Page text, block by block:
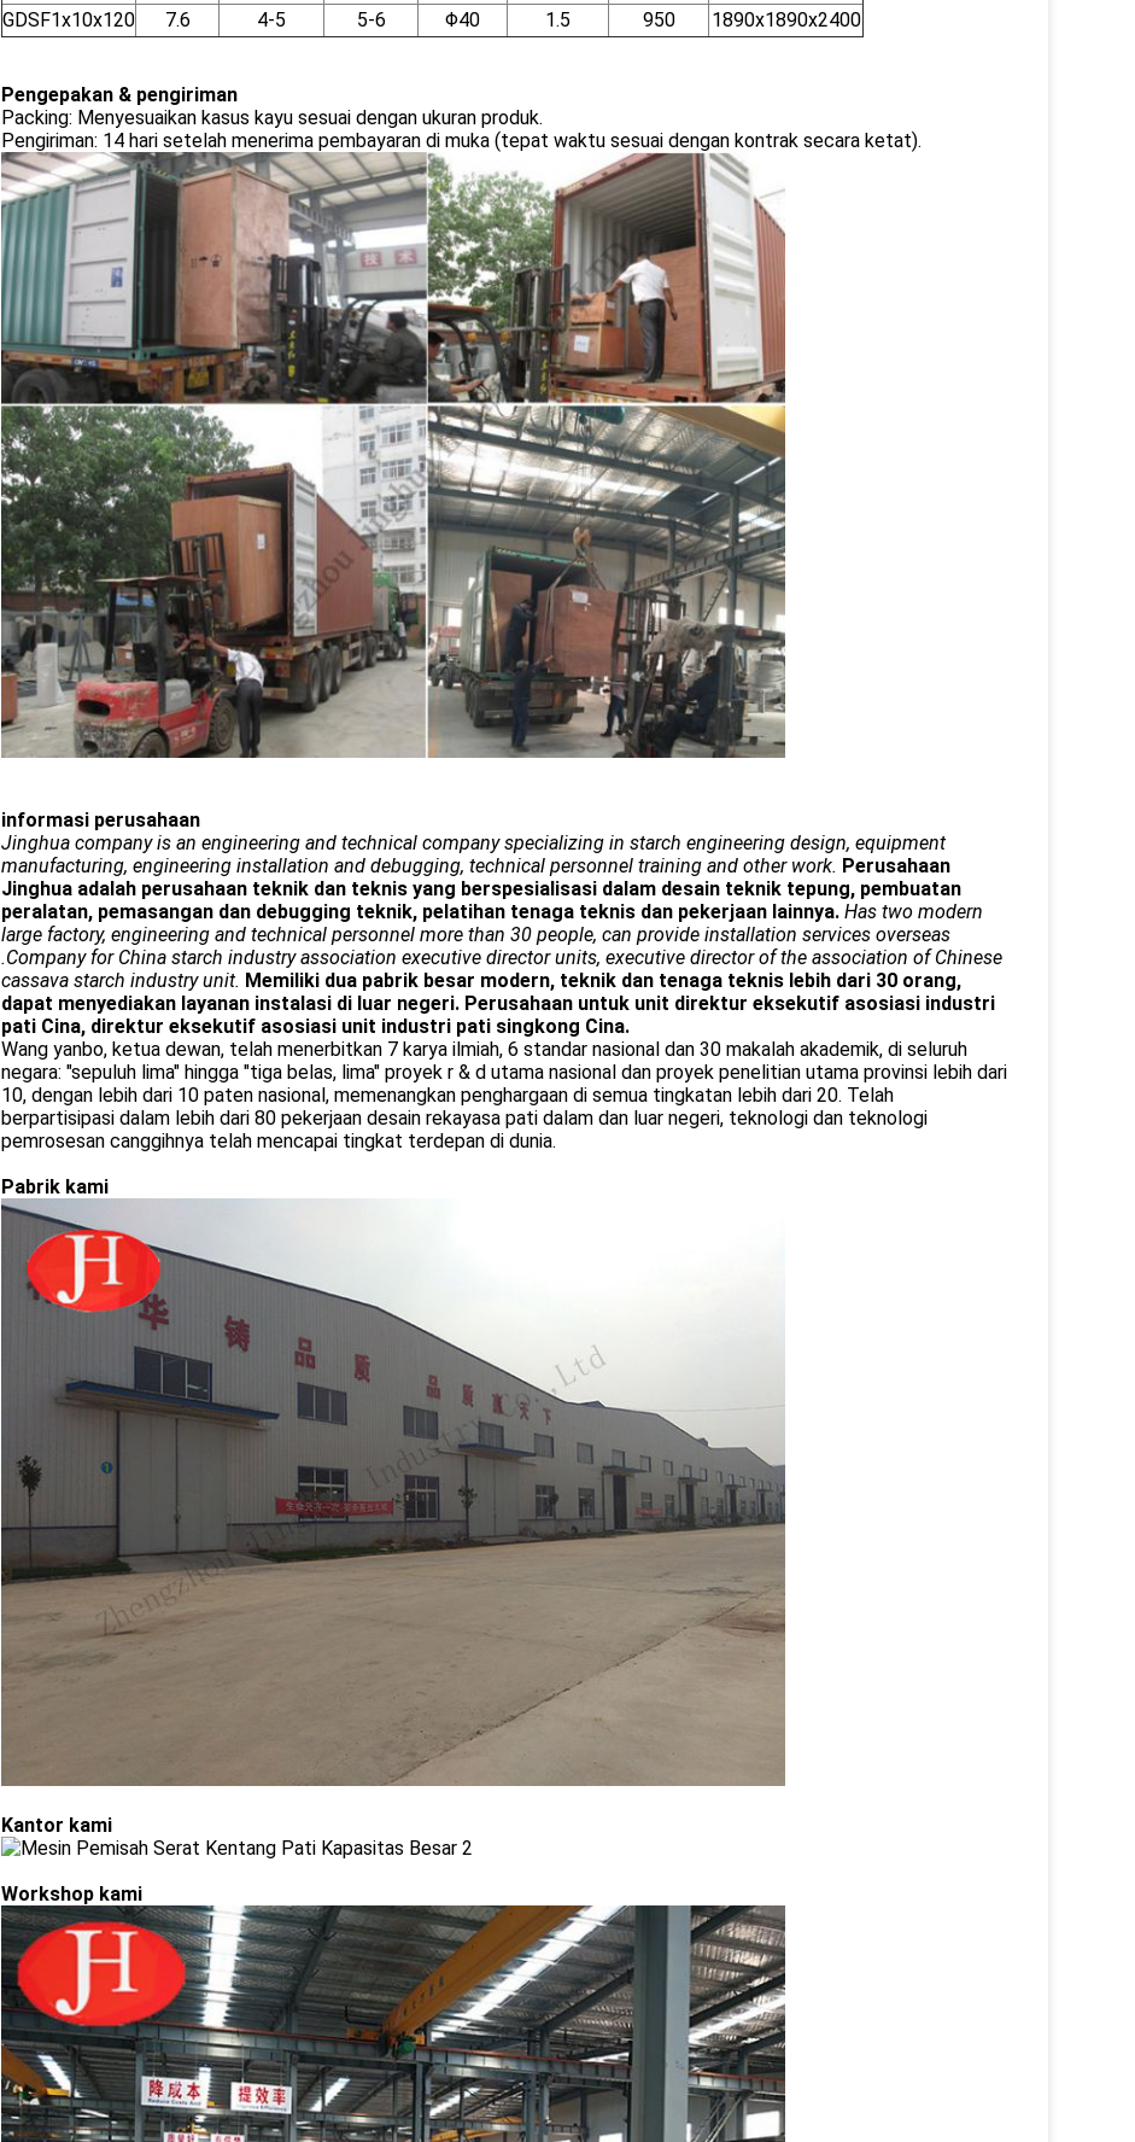
GDSF1x10x120
7.6 4-5 5-6 Φ40 1.5 950 1890x1890x2400
Pengepakan & pengiriman
Packing: Menyesuaikan kasus kayu sesuai dengan ukuran produk.
Pengiriman: 14 hari setelah menerima pembayaran di muka (tepat waktu sesuai dengan kontrak secara ketat).
informasi perusahaan
Jinghua company is an engineering and technical company specializing in starch engineering design, equipment
manufacturing, engineering installation and debugging, technical personnel training and other work. Perusahaan
Jinghua adalah perusahaan teknik dan teknis yang berspesialisasi dalam desain teknik tepung, pembuatan
peralatan, pemasangan dan debugging teknik, pelatihan tenaga teknis dan pekerjaan lainnya. Has two modern
large factory, engineering and technical personnel more than 30 people, can provide installation services overseas
.Company for China starch industry association executive director units, executive director of the association of Chinese
cassava starch industry unit. Memiliki dua pabrik besar modern, teknik dan tenaga teknis lebih dari 30 orang,
dapat menyediakan layanan instalasi di luar negeri. Perusahaan untuk unit direktur eksekutif asosiasi industri
pati Cina, direktur eksekutif asosiasi unit industri pati singkong Cina.
Wang yanbo, ketua dewan, telah menerbitkan 7 karya ilmiah, 6 standar nasional dan 30 makalah akademik, di seluruh
negara: "sepuluh lima" hingga "tiga belas, lima" proyek r & d utama nasional dan proyek penelitian utama provinsi lebih dari
10, dengan lebih dari 10 paten nasional, memenangkan penghargaan di semua tingkatan lebih dari 20. Telah
berpartisipasi dalam lebih dari 80 pekerjaan desain rekayasa pati dalam dan luar negeri, teknologi dan teknologi
pemrosesan canggihnya telah mencapai tingkat terdepan di dunia.
Pabrik kami
Kantor kami
Workshop kami